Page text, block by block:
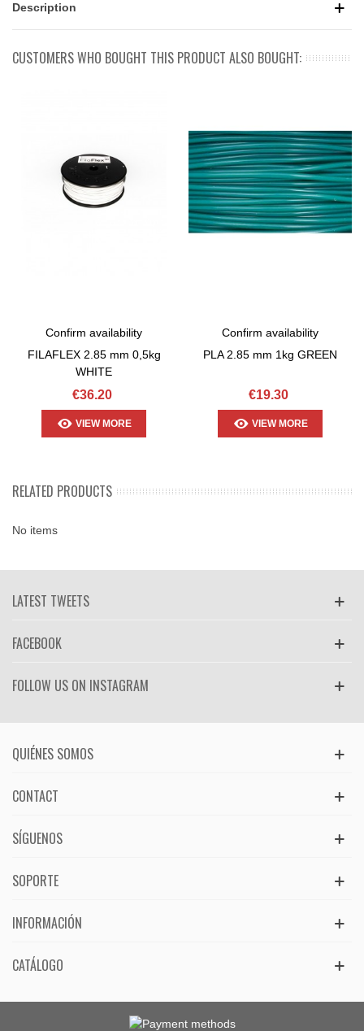
Description
CUSTOMERS WHO BOUGHT THIS PRODUCT ALSO BOUGHT:
Confirm availability
FILAFLEX 2.85 mm 0,5kg
WHITE
€36.20
VIEW MORE
Confirm availability
PLA 2.85 mm 1kg GREEN
€19.30
VIEW MORE
RELATED PRODUCTS
No items
LATEST TWEETS
FACEBOOK
FOLLOW US ON INSTAGRAM
QUIÉNES SOMOS
CONTACT
SÍGUENOS
SOPORTE
INFORMACIÓN
CATÁLOGO